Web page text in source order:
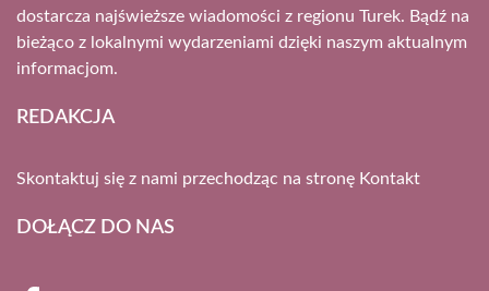
dostarcza najświeższe wiadomości z regionu Turek. Bądź na
bieżąco z lokalnymi wydarzeniami dzięki naszym aktualnym
informacjom.
REDAKCJA
Skontaktuj się z nami przechodząc na stronę Kontakt
DOŁĄCZ DO NAS